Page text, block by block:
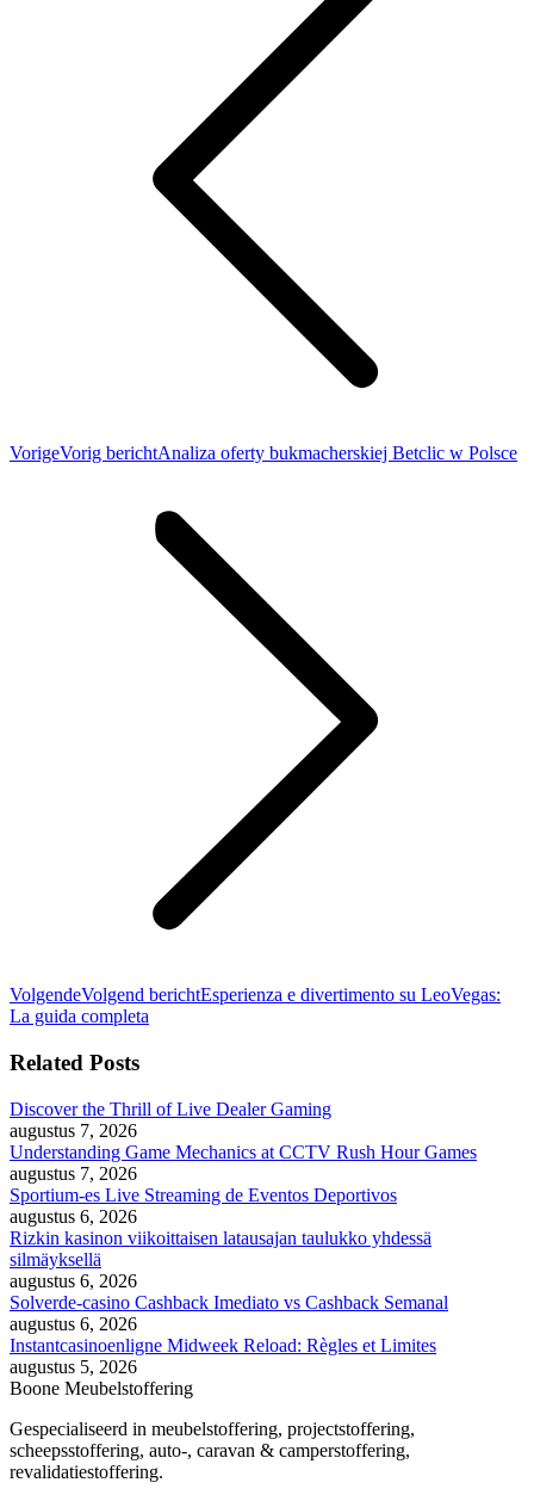
VorigeVorig berichtAnaliza oferty bukmacherskiej Betclic w Polsce
VolgendeVolgend berichtEsperienza e divertimento su LeoVegas:
La guida completa
Related Posts
Discover the Thrill of Live Dealer Gaming
augustus 7, 2026
Understanding Game Mechanics at CCTV Rush Hour Games
augustus 7, 2026
Sportium-es Live Streaming de Eventos Deportivos
augustus 6, 2026
Rizkin kasinon viikoittaisen latausajan taulukko yhdessä
silmäyksellä
augustus 6, 2026
Solverde-casino Cashback Imediato vs Cashback Semanal
augustus 6, 2026
Instantcasinoenligne Midweek Reload: Règles et Limites
augustus 5, 2026
Boone Meubelstoffering
Gespecialiseerd in meubelstoffering, projectstoffering,
scheepsstoffering, auto-, caravan & camperstoffering,
revalidatiestoffering.